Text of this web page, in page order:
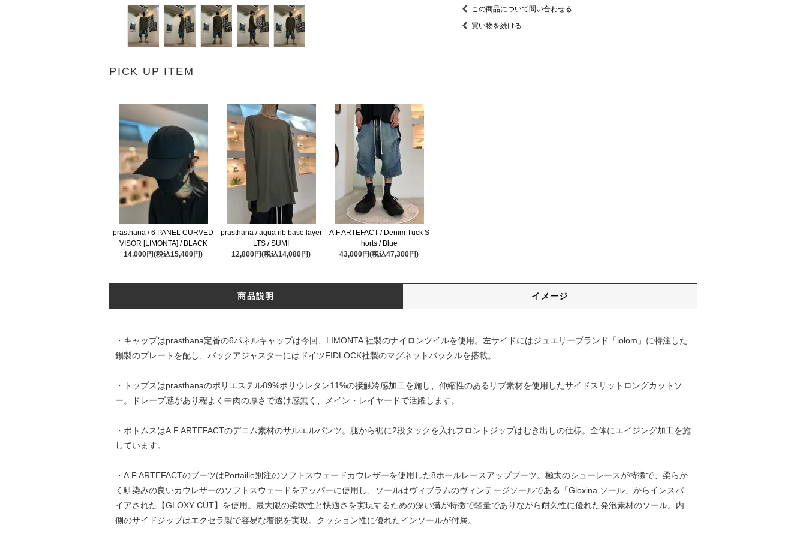
PICK UP ITEM
prasthana / 6 PANEL CURVED
VISOR [LIMONTA] / BLACK
14,000円(税込15,400円)
prasthana / aqua rib base layer
LTS / SUMI
12,800円(税込14,080円)
A.F ARTEFACT / Denim Tuck S
horts / Blue
43,000円(税込47,300円)
この商品について問い合わせる
買い物を続ける
商品説明 イメージ
・キャップはprasthana定番の6パネルキャップは今回、LIMONTA 社製のナイロンツイルを使用。左サイドにはジュエリーブランド「iolom」に特注した
錫製のプレートを配し、バックアジャスターにはドイツFIDLOCK社製のマグネットバックルを搭載。
・トップスはprasthanaのポリエステル89%ポリウレタン11%の接触冷感加工を施し、伸縮性のあるリブ素材を使用したサイドスリットロングカットソ
ー。ドレープ感があり程よく中肉の厚さで透け感無く、メイン・レイヤードで活躍します。
・ボトムスはA.F ARTEFACTのデニム素材のサルエルパンツ。腿から裾に2段タックを入れフロントジップはむき出しの仕様。全体にエイジング加工を施
しています。
・A.F ARTEFACTのブーツはPortaille別注のソフトスウェードカウレザーを使用した8ホールレースアップブーツ。極太のシューレースが特徴で、柔らか
く馴染みの良いカウレザーのソフトスウェードをアッパーに使用し、ソールはヴィブラムのヴィンテージソールである「Gloxina ソール」からインスパ
イアされた【GLOXY CUT】を使用。最大限の柔軟性と快適さを実現するための深い溝が特徴で軽量でありながら耐久性に優れた発泡素材のソール。内
側のサイドジップはエクセラ製で容易な着脱を実現。クッション性に優れたインソールが付属。